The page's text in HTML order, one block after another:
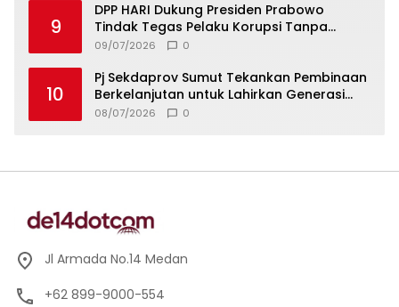
9
DPP HARI Dukung Presiden Prabowo
Tindak Tegas Pelaku Korupsi Tanpa
Tebang Pilih
09/07/2026 0
10
Pj Sekdaprov Sumut Tekankan Pembinaan
Berkelanjutan untuk Lahirkan Generasi
Qurani Berkarakter
08/07/2026 0
Jl Armada No.14 Medan
+62 899-9000-554